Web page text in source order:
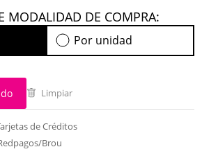
MODALIDAD DE COMPRA:
Por unidad
Limpiar
de Créditos
Brou